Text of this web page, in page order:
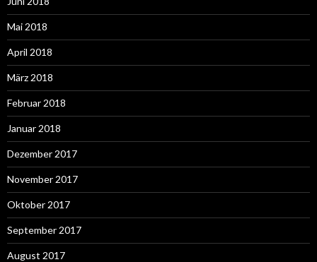
Mai 2018
April 2018
März 2018
Februar 2018
Januar 2018
Dezember 2017
November 2017
Oktober 2017
September 2017
August 2017